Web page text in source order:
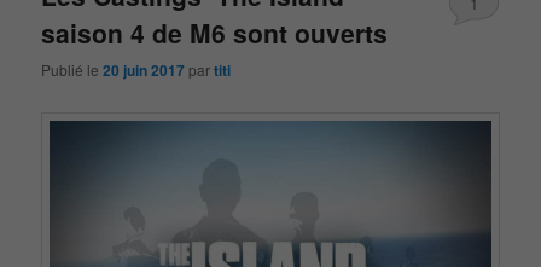
saison 4 de M6 sont ouverts
Publié le20 juin 2017 partiti